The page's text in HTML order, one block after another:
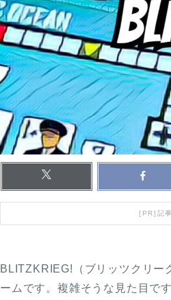
[PR]記
BLITZKRIEG!（ブリッツクリー
ームです。複雑そうな見た目で